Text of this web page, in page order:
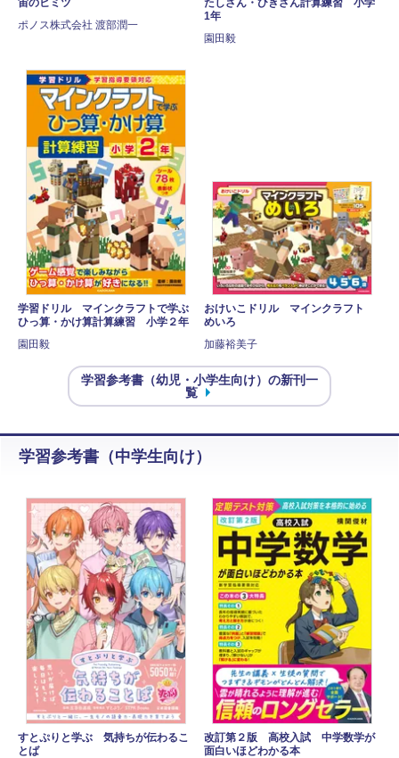
宙のヒミツ
ポノス株式会社 渡部潤一
たしざん・ひきざん計算練習 小学
1年
園田毅
学習ドリル マインクラフトで学ぶ
ひっ算・かけ算計算練習 小学２年
園田毅
おけいこドリル マインクラフト
めいろ
加藤裕美子
学習参考書（幼児・小学生向け）の新刊一
覧
学習参考書（中学生向け）
すとぷりと学ぶ 気持ちが伝わるこ
とば
改訂第２版 高校入試 中学数学が
面白いほどわかる本